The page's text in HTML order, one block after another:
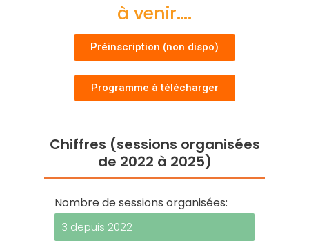
à venir….
Préinscription (non dispo)
Programme à télécharger
Chiffres (sessions organisées
de 2022 à 2025)
Nombre de sessions organisées:
3 depuis 2022